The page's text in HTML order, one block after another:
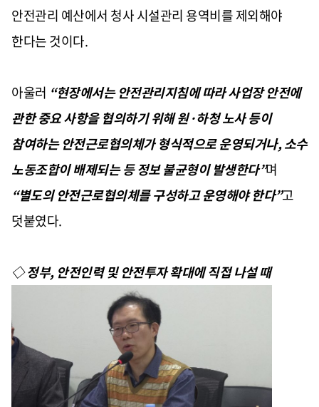
안전관리 예산에서 청사 시설관리 용역비를 제외해야
한다는 것이다.
아울러 “현장에서는 안전관리지침에 따라 사업장 안전에
관한 중요 사항을 협의하기 위해 원·하청 노사 등이
참여하는 안전근로협의체가 형식적으로 운영되거나, 소수
노동조합이 배제되는 등 정보 불균형이 발생한다”며
“별도의 안전근로협의체를 구성하고 운영해야 한다”고
덧붙였다.
◇ 정부, 안전인력 및 안전투자 확대에 직접 나설 때